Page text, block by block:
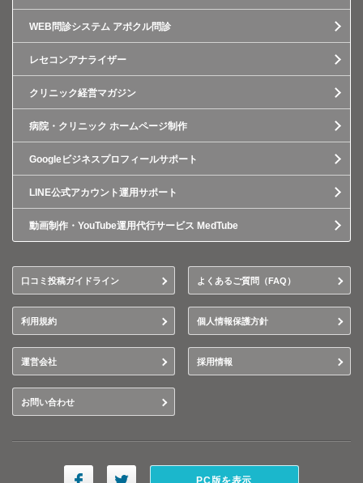
WEB問診システム アポクル問診
レセコンアナライザー
クリニック経営マガジン
病院・クリニック ホームページ制作
Googleビジネスプロフィールサポート
LINE公式アカウント運用サポート
動画制作・YouTube運用代行サービス MedTube
口コミ投稿ガイドライン よくあるご質問（FAQ）
利用規約 個人情報保護方針
運営会社 採用情報
お問い合わせ
PC版を表示